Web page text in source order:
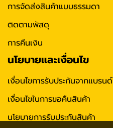
การจัดส่งสินค้าแบบธรรมดา
ติดตามพัสดุ
การคืนเงิน
นโยบายและเงื่อนไข
เงื่อนไขการรับประกันจากแบรนด์
เงื่อนไขในการขอคืนสินค้า
นโยบายการรับประกันสินค้า